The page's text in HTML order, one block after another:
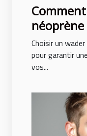
Choisir un
pour garantir
vos...